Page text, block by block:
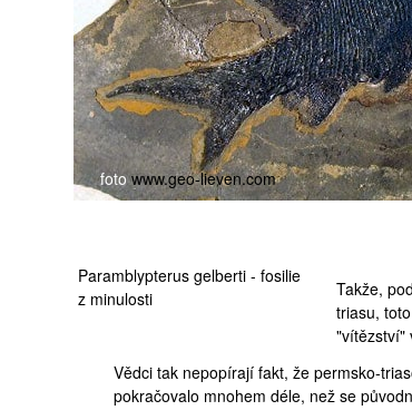
fotowww.geo-lieven.com
Paramblypterus gelberti - fosilie
z minulosti
Takže,
triasu,
"vítězství"
Vědci tak nepopírají fakt, že permsko-
pokračovalo mnohem déle, než se